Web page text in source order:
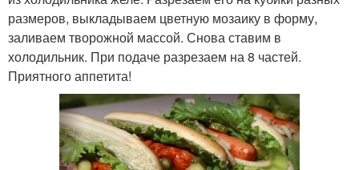
размеров, выкладываем цветную мозаику в форму,
заливаем творожной массой. Снова ставим в
холодильник. При подаче разрезаем на 8 частей.
Приятного аппетита!